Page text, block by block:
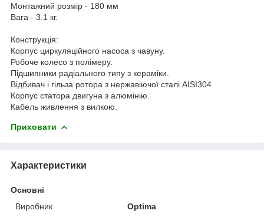
Монтажний розмір - 180 мм
Вага - 3.1 кг.
Конструкція:
Корпус циркуляційного насоса з чавуну.
Робоче колесо з полімеру.
Підшипники радіального типу з кераміки.
Відбивач і гільза ротора з нержавіючої сталі AISI304
Корпус статора двигуна з алюмінію.
Кабель живлення з вилкою.
Приховати
Характеристики
Основні
Виробник
Optima